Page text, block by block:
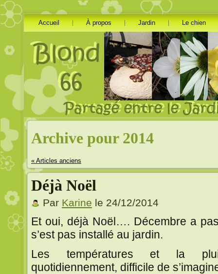
Accueil À propos Jardin Le chien
Archive pour 2014
« Articles anciens
Déjà Noël
Par Karine le 24/12/2014
Et oui, déjà Noël…. Décembre a
s’est pas installé au jardin.
Les températures et la
quotidiennement, difficile de